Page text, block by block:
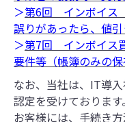
＞第6回 インボイス
誤りがあったら、値
＞第7回 インボイス
要件等（帳簿のみの保
なお、当社は、IT導
認定を受けておりま
お客様には、手続き